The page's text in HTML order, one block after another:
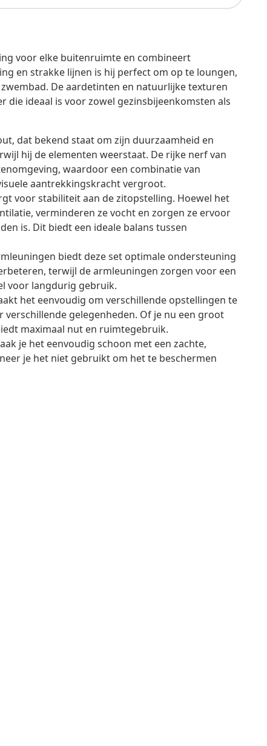
voor elke buitenruimte en combineert
en strakke lijnen is hij perfect om op te loungen,
De aardetinten en natuurlijke texturen
die ideaal is voor zowel gezinsbijeenkomsten als
dat bekend staat om zijn duurzaamheid en
hij de elementen weerstaat. De rijke nerf van
waardoor een combinatie van
aantrekkingskracht vergroot.
voor stabiliteit aan de zitopstelling. Hoewel het
verminderen ze vocht en zorgen ze ervoor
is. Dit biedt een ideale balans tussen
biedt deze set optimale ondersteuning
terwijl de armleuningen zorgen voor een
voor langdurig gebruik.
het eenvoudig om verschillende opstellingen te
gelegenheden. Of je nu een groot
maximaal nut en ruimtegebruik.
je het eenvoudig schoon met een zachte,
je het niet gebruikt om het te beschermen